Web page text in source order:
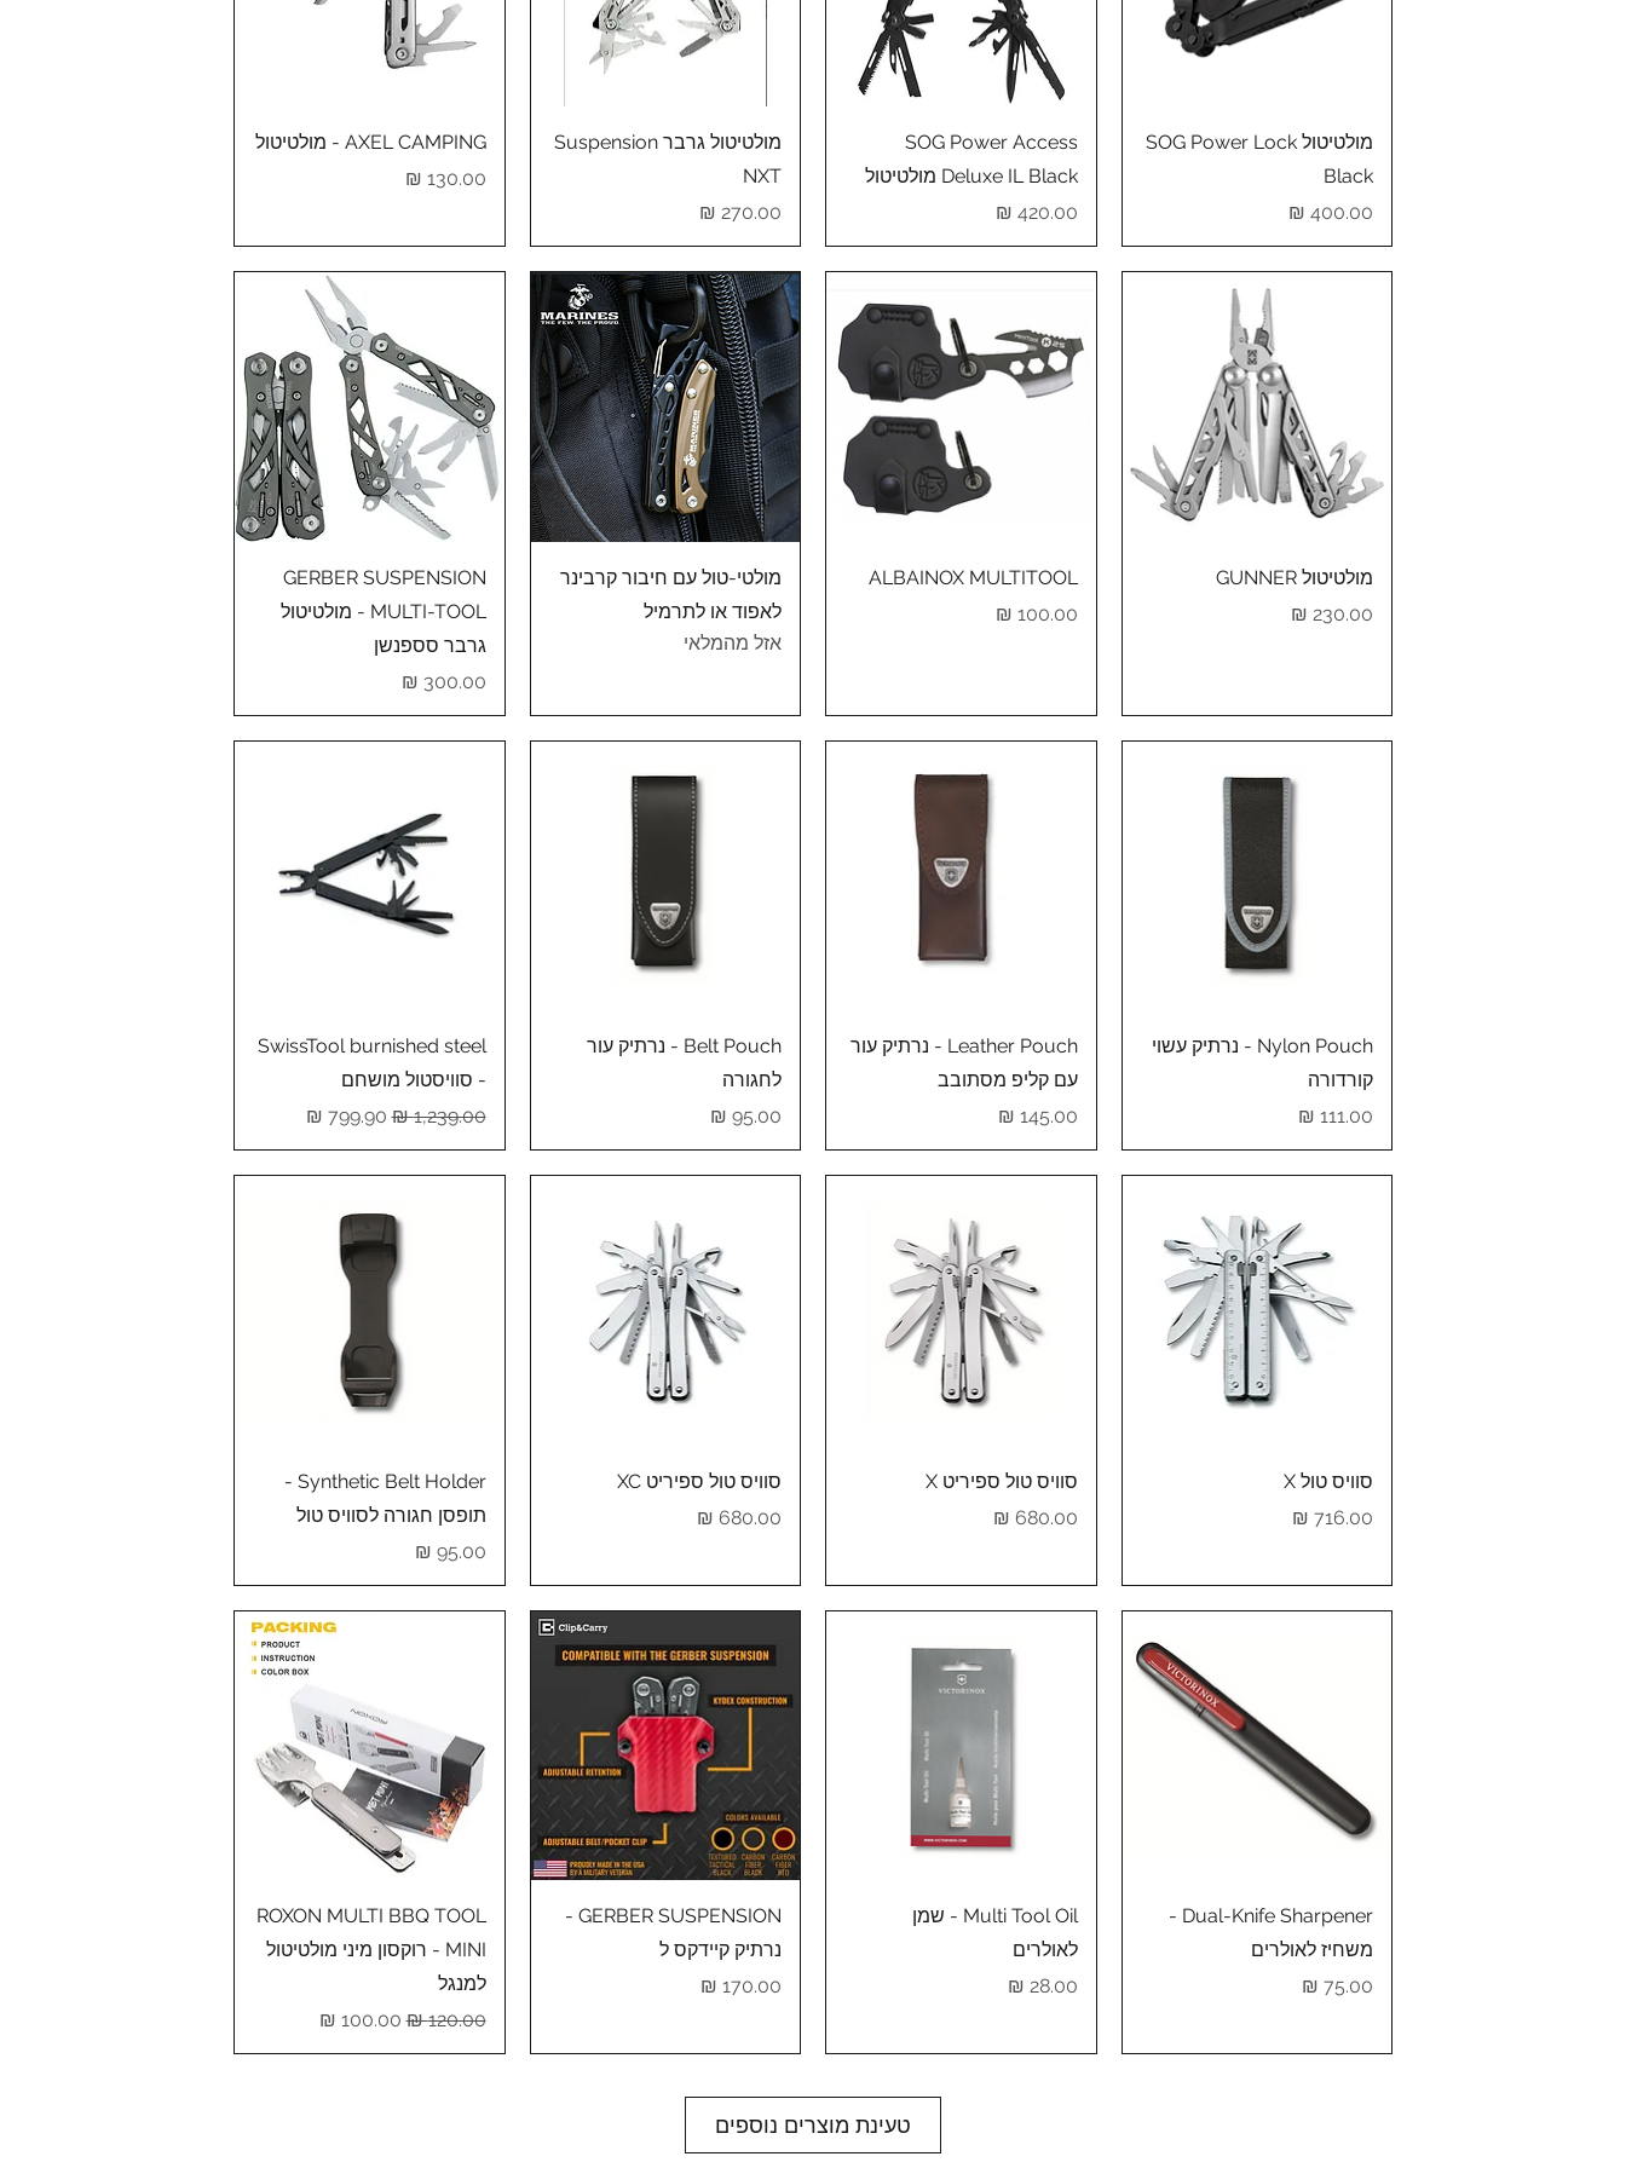
תצוגה מהירה
מולטיטול SOG Power Lock
Black
מחיר
תצוגה מהירה
SOG Power Access
Deluxe IL Black מולטיטול
מחיר
תצוגה מהירהמולטיטול גרבר Suspension
NXT
מחיר
תצוגה מהירה
AXEL CAMPING - מולטיטול
מחיר
תצוגה מהירהמולטיטול GUNNER
מחיר
תצוגה מהירה
ALBAINOX MULTITOOL
מחיר
תצוגה מהירה
מולטי-טול עם חיבור קרבינר
לאפוד או לתרמיל
אזל מהמלאי
תצוגה מהירה
GERBER SUSPENSION
MULTI-TOOL - מולטיטול
גרבר סספנשן
מחיר
תצוגה מהירהNylon Pouch - נרתיק עשוי
קורדורה
מחיר
תצוגה מהירהLeather Pouch - נרתיק עור
עם קליפ מסתובב
מחיר
תצוגה מהירה
Belt Pouch - נרתיק עור
לחגורה
מחיר
תצוגה מהירה
SwissTool burnished steel
- סוויסטול מושחם
מחיר רגיל‏1,239.00 ‏₪ מחיר מבצע
תצוגה מהירהסוויס טול X
מחיר
תצוגה מהירה
סוויס טול ספיריט X
מחיר
תצוגה מהירה
סוויס טול ספיריט XC
מחיר
תצוגה מהירה
Synthetic Belt Holder -
תופסן חגורה לסוויס טול
מחיר
תצוגה מהירה
Dual-Knife Sharpener -
משחיז לאולרים
מחיר
תצוגה מהירה
Multi Tool Oil - שמן
לאולרים
מחיר
תצוגה מהירה
GERBER SUSPENSION -
נרתיק קיידקס ל
מחיר
תצוגה מהירה
ROXON MULTI BBQ TOOL
MINI - רוקסון מיני מולטיטול
למנגל
מחיר רגיל‏120.00 ‏₪ מחיר מבצע
טעינת מוצרים נוספים